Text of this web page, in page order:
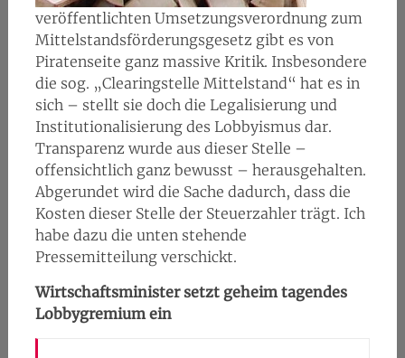
veröffentlichten Umsetzungsverordnung zum
Mittelstandsförderungsgesetz gibt es von
Piratenseite ganz massive Kritik. Insbesondere
die sog. „Clearingstelle Mittelstand“ hat es in
sich – stellt sie doch die Legalisierung und
Institutionalisierung des Lobbyismus dar.
Transparenz wurde aus dieser Stelle –
offensichtlich ganz bewusst – herausgehalten.
Abgerundet wird die Sache dadurch, dass die
Kosten dieser Stelle der Steuerzahler trägt. Ich
habe dazu die unten stehende
Pressemitteilung verschickt.
Wirtschaftsminister setzt geheim tagendes
Lobbygremium ein